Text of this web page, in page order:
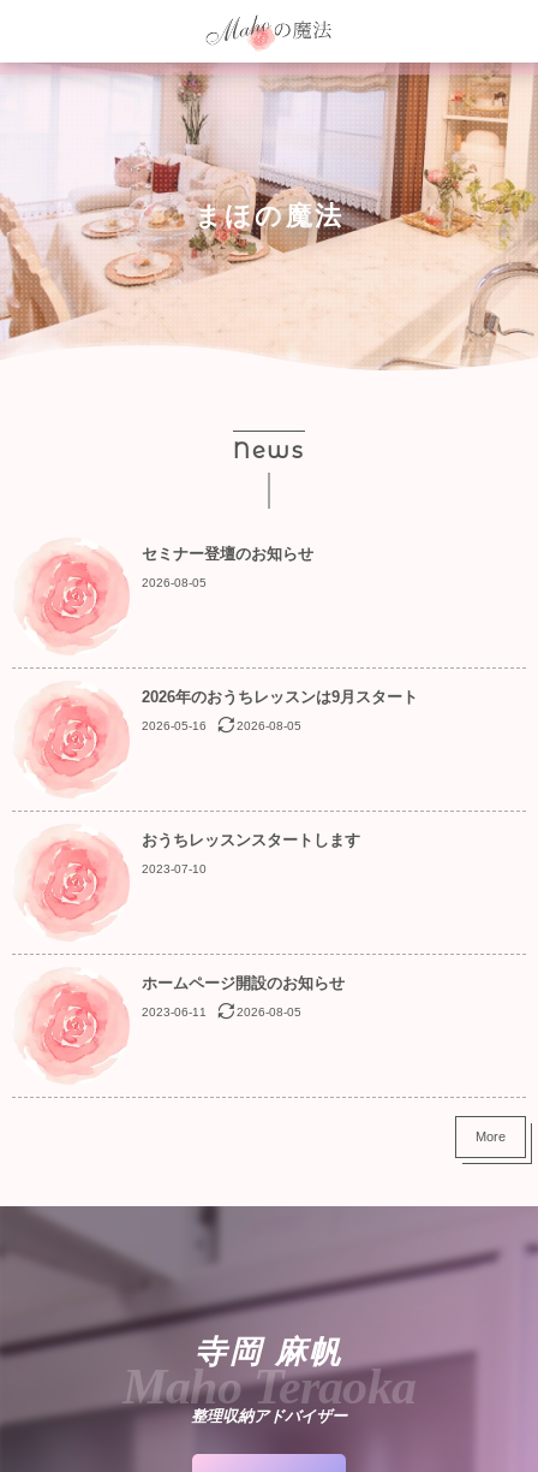
まほの魔法
News
セミナー登壇のお知らせ
2026-08-05
2026年のおうちレッスンは9月スタート
2026-05-16 2026-08-05
おうちレッスンスタートします
2023-07-10
ホームページ開設のお知らせ
2023-06-11 2026-08-05
More
寺岡 麻帆
Maho Teraoka
整理収納アドバイザー